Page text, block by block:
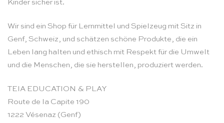
Kinder sicher ist.
Wir sind ein Shop für Lernmittel und Spielzeug mit Sitz in
Genf, Schweiz, und schätzen schöne Produkte, die ein
Leben lang halten und ethisch mit Respekt für die Umwelt
und die Menschen, die sie herstellen, produziert werden.
TEIA EDUCATION & PLAY
Route de la Capite 190
1222 Vésenaz (Genf)